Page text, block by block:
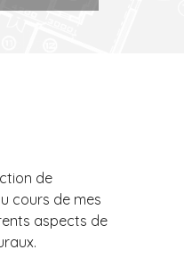
de
cours de mes
aspects de